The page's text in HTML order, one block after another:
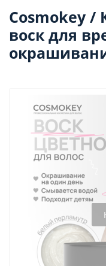
Cosmokey /
воск для